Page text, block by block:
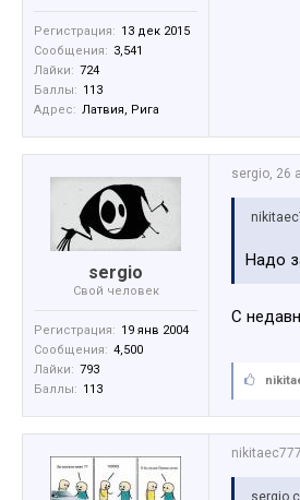
Регистрация: 13 дек 2015
Сообщения: 3,541
Лайки: 724
Баллы: 113
Адрес: Латвия, Рига
sergio
Свой человек
Регистрация: 19 янв 2004
Сообщения: 4,500
Лайки: 793
Баллы: 113
sergio, 26
Надо
С
nikitaec777
sergio